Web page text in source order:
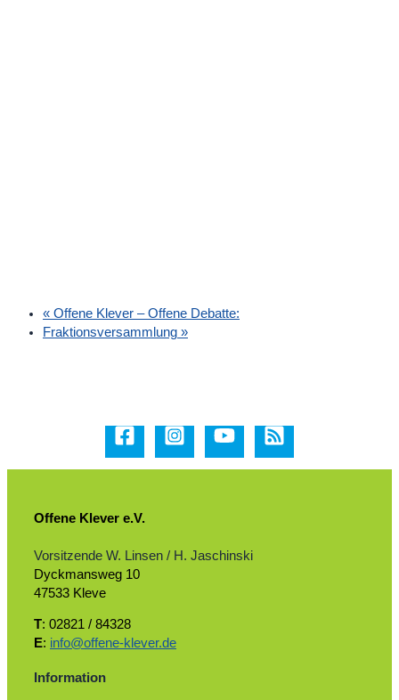
« Offene Klever – Offene Debatte:
Fraktionsversammlung »
Offene Klever e.V.
Vorsitzende W. Linsen / H. Jaschinski
Dyckmansweg 10
47533 Kleve
T: 02821 / 84328
E: info@offene-klever.de
Information